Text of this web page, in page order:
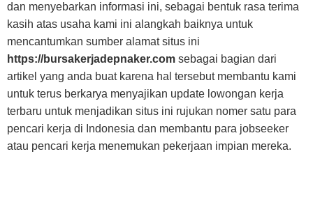
dan menyebarkan informasi ini, sebagai bentuk rasa terima
kasih atas usaha kami ini alangkah baiknya untuk
mencantumkan sumber alamat situs ini
https://bursakerjadepnaker.com sebagai bagian dari
artikel yang anda buat karena hal tersebut membantu kami
untuk terus berkarya menyajikan update lowongan kerja
terbaru untuk menjadikan situs ini rujukan nomer satu para
pencari kerja di Indonesia dan membantu para jobseeker
atau pencari kerja menemukan pekerjaan impian mereka.